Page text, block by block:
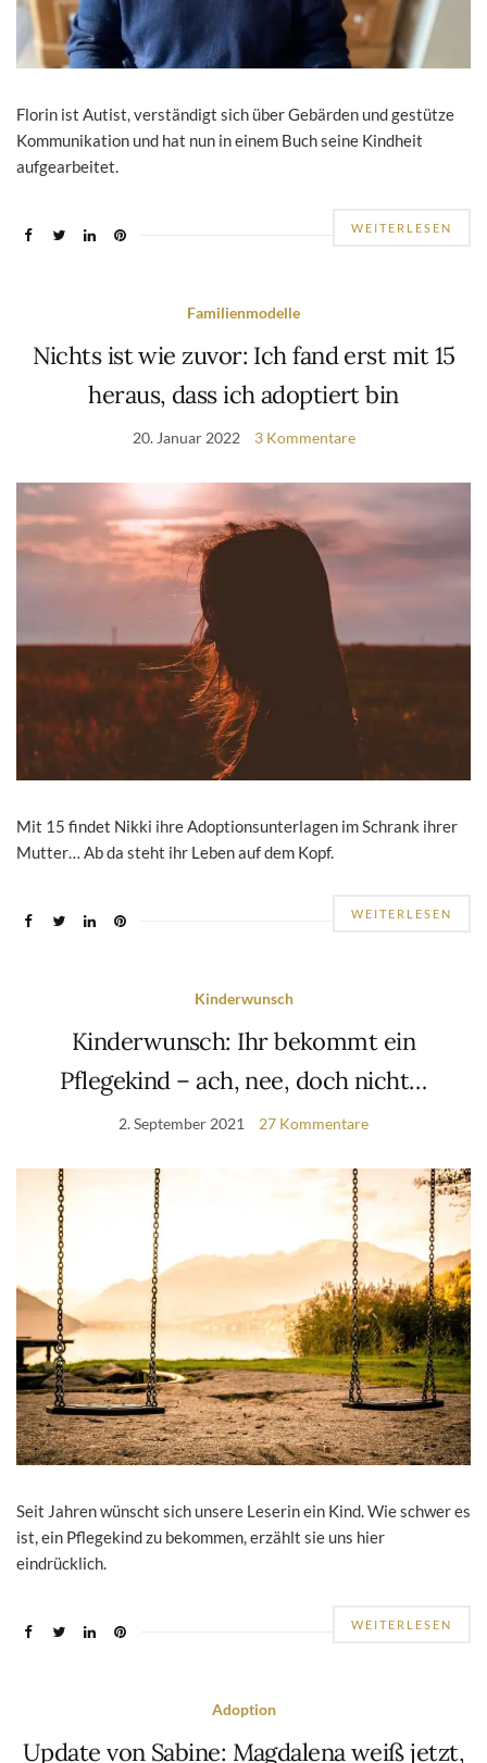
Florin ist Autist, verständigt sich über Gebärden und gestütze
Kommunikation und hat nun in einem Buch seine Kindheit
aufgearbeitet.
WEITERLESEN
Familienmodelle
Nichts ist wie zuvor: Ich fand erst mit 15
heraus, dass ich adoptiert bin
20. Januar 2022 3 Kommentare
Mit 15 findet Nikki ihre Adoptionsunterlagen im Schrank ihrer
Mutter… Ab da steht ihr Leben auf dem Kopf.
WEITERLESEN
Kinderwunsch
Kinderwunsch: Ihr bekommt ein
Pflegekind – ach, nee, doch nicht…
2. September 2021 27 Kommentare
Seit Jahren wünscht sich unsere Leserin ein Kind. Wie schwer es
ist, ein Pflegekind zu bekommen, erzählt sie uns hier
eindrücklich.
WEITERLESEN
Adoption
Update von Sabine: Magdalena weiß jetzt,